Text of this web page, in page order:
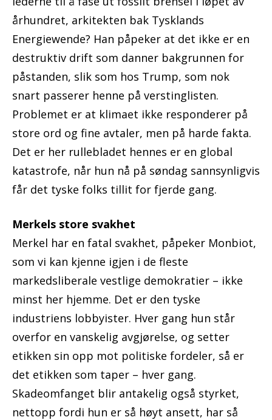
århundret, arkitekten bak Tysklands
Energiewende? Han påpeker at det ikke er en
destruktiv drift som danner bakgrunnen for
påstanden, slik som hos Trump, som nok
snart passerer henne på verstinglisten.
Problemet er at klimaet ikke responderer på
store ord og fine avtaler, men på harde fakta.
Det er her rullebladet hennes er en global
katastrofe, når hun nå på søndag sannsynligvis
får det tyske folks tillit for fjerde gang.
Merkels store svakhet
Merkel har en fatal svakhet, påpeker Monbiot,
som vi kan kjenne igjen i de fleste
markedsliberale vestlige demokratier – ikke
minst her hjemme. Det er den tyske
industriens lobbyister. Hver gang hun står
overfor en vanskelig avgjørelse, og setter
etikken sin opp mot politiske fordeler, så er
det etikken som taper – hver gang.
Skadeomfanget blir antakelig også styrket,
nettopp fordi hun er så høyt ansett, har så